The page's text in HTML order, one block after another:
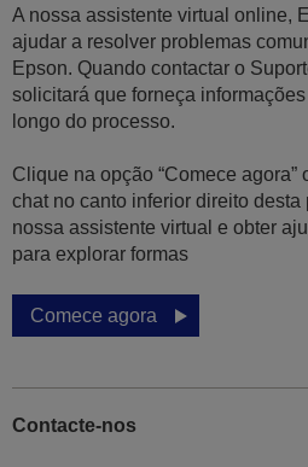
A nossa assistente virtual online,
ajudar a resolver problemas
Epson. Quando contactar o
solicitará que forneça
longo do processo.
Clique na opção “Comece
chat no canto inferior direito
nossa assistente virtual e obter
para explorar formas
Comece agora
Contacte-nos